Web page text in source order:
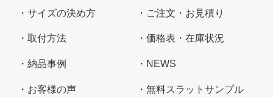
サイズの決め方
取付方法
納品事例
お客様の声
ご注文・お見積り
価格表・在庫状況
NEWS
無料スラットサンプル